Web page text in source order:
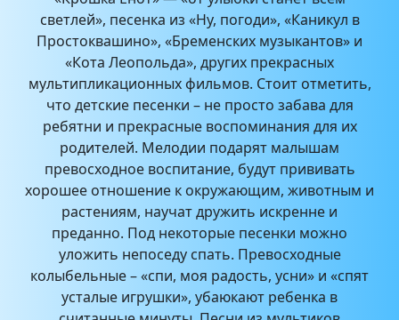
светлей», песенка из «Ну, погоди», «Каникул в
Простоквашино», «Бременских музыкантов» и
«Кота Леопольда», других прекрасных
мультипликационных фильмов. Стоит отметить,
что детские песенки – не просто забава для
ребятни и прекрасные воспоминания для их
родителей. Мелодии подарят малышам
превосходное воспитание, будут прививать
хорошее отношение к окружающим, животным и
растениям, научат дружить искренне и
преданно. Под некоторые песенки можно
уложить непоседу спать. Превосходные
колыбельные – «спи, моя радость, усни» и «спят
усталые игрушки», убаюкают ребенка в